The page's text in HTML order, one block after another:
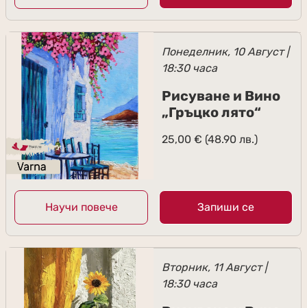
Понеделник, 10 Август |
18:30 часа
Рисуване и Вино
„Гръцко лято“
25,00 € (48.90 лв.)
Научи повече Запиши се
Вторник, 11 Август |
18:30 часа